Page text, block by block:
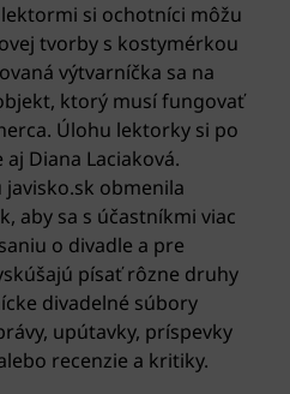
si ochotníci môžu
tvorby s kostymérkou
výtvarníčka sa na
ktorý musí fungovať
Úlohu lektorky si po
Diana Laciaková.
obmenila
aby sa s účastníkmi viac
o divadle a pre
písať rôzne druhy
divadelné súbory
upútavky, príspevky
recenzie a kritiky.